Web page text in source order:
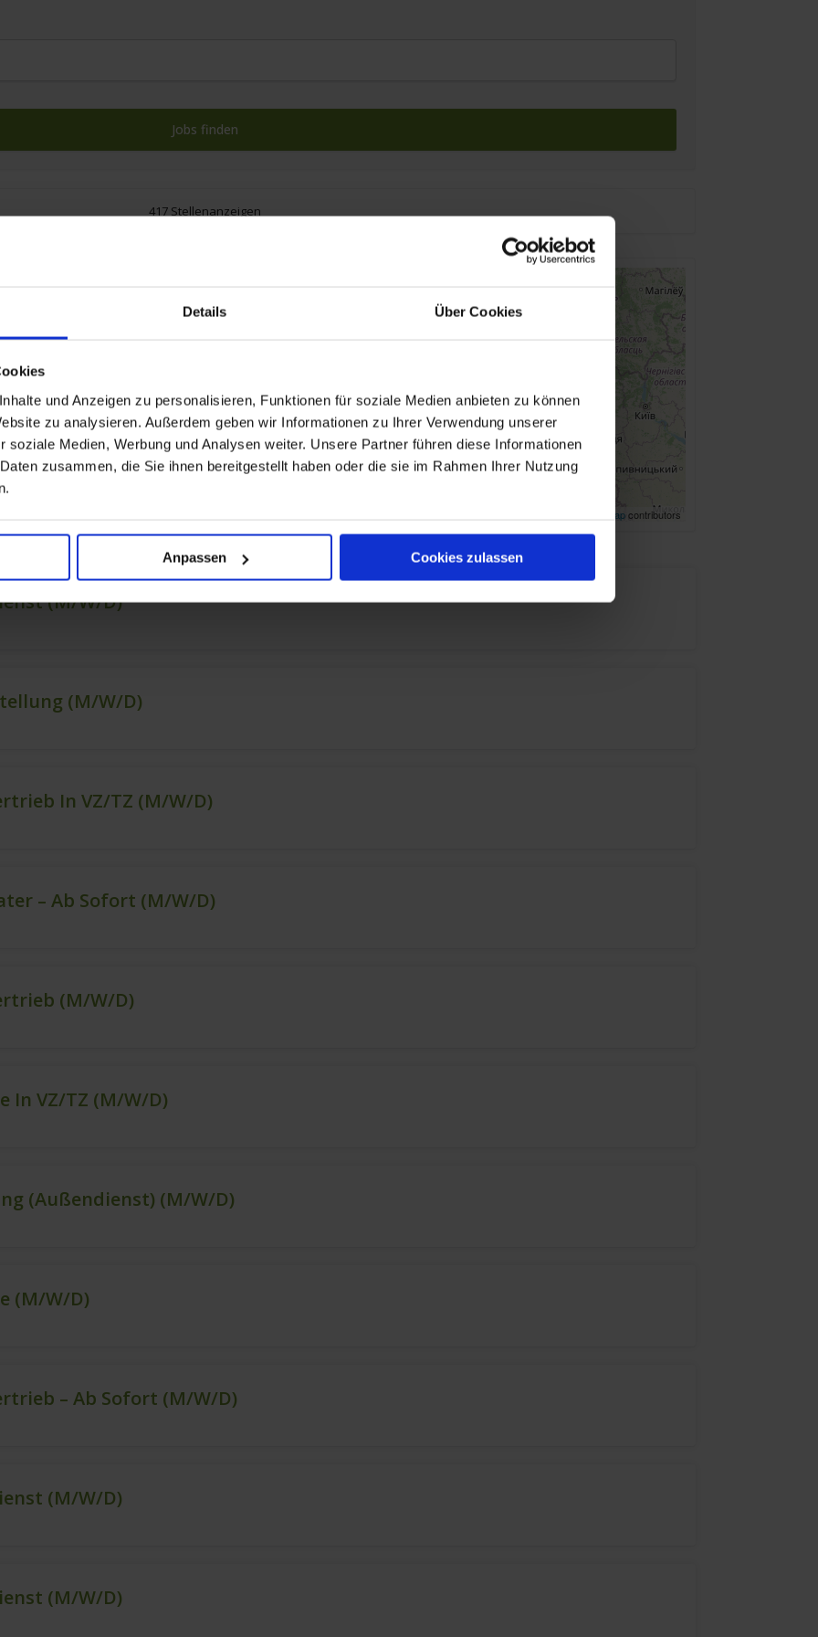
Details Über Cookies
und Anzeigen zu personalisieren, Funktionen für soziale Medien anbieten zu können
zu analysieren. Außerdem geben wir Informationen zu Ihrer Verwendung unserer
soziale Medien, Werbung und Analysen weiter. Unsere Partner führen diese Informationen
zusammen, die Sie ihnen bereitgestellt haben oder die sie im Rahmen Ihrer Nutzung
Anpassen Cookies zulassen
417 Stellenanzeigen
OpenStreetMapcontributors
(m/w/d)
(m/w/d)
In VZ/TZ (m/w/d)
– Ab Sofort (m/w/d)
(m/w/d)
In VZ/TZ (m/w/d)
(Außendienst) (m/w/d)
(m/w/d)
– Ab Sofort (m/w/d)
(m/w/d)
(m/w/d)